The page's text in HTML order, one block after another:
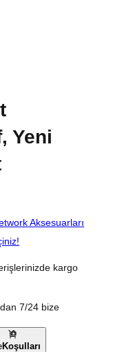
Yeni
Aksesuarları
kargo
7/24 bize
Koşulları